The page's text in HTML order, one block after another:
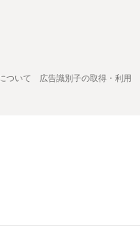
ついて 広告識別子の取得・利用